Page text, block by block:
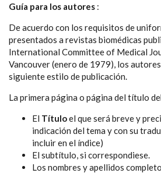
Guía para los autores :
De acuerdo con los requisitos de
presentados a revistas biomédicas
International Committee of Medical
Vancouver (enero de 1979), los
siguiente estilo de publicación.
La primera página o página del título
El Títuloel que será breve y
indicación del tema y con su
incluir en el índice)
El subtítulo, si correspondiese.
Los nombres y apellidos